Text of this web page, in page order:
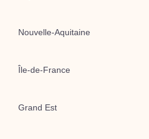
Nouvelle-Aquitaine
Île-de-France
Grand Est